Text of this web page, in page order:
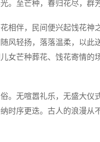
。至芒种，春归花尽，群
相伴，民间便兴起饯花
风轻扬，落落温柔，以
女芒种葬花、饯花寄情
。无喧嚣礼乐，无盛大
时序更迭。古人的浪漫